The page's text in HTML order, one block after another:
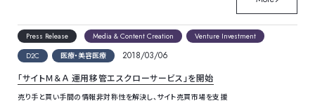
Press Release Media & Content Creation
Venture Investment
D2C
医療・美容医療
2018/03/06
「サイトＭ＆Ａ 運用移管エスクローサービス」を開始
売り手と買い手間の情報非対称性を解決し、サイト売買市場を支援